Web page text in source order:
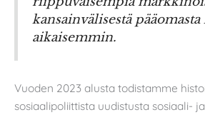
kansainvälisestä
aikaisemmin.
Vuoden 2023 alusta todistamme
sosiaalipoliittista uudistusta sosiaali- ja